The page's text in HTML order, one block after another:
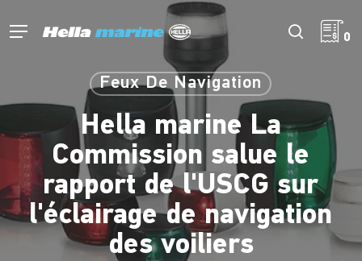
Menu 0
Feux De Navigation
Hella marine La
Commission salue le
rapport de l'USCG sur
l'éclairage de navigation
des voiliers